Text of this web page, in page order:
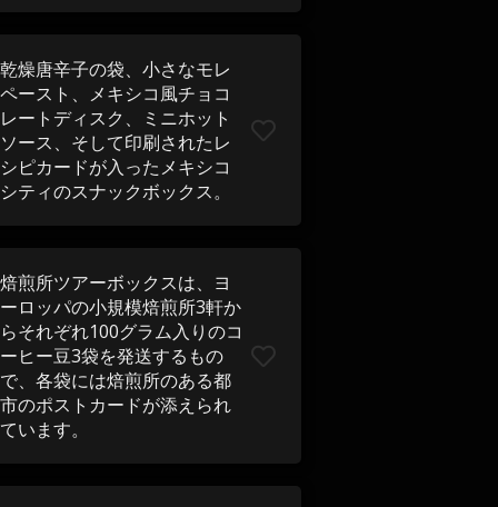
乾燥唐辛子の袋、小さなモレ
ペースト、メキシコ風チョコ
レートディスク、ミニホット
ソース、そして印刷されたレ
シピカードが入ったメキシコ
シティのスナックボックス。
焙煎所ツアーボックスは、ヨ
ーロッパの小規模焙煎所3軒か
らそれぞれ100グラム入りのコ
ーヒー豆3袋を発送するもの
で、各袋には焙煎所のある都
市のポストカードが添えられ
ています。